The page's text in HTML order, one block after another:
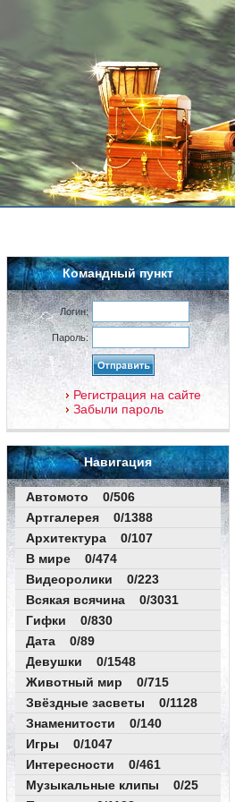
Командный пункт
Логин:
Пароль:
Регистрация на сайте
Забыли пароль
Навигация
Автомото 0/506
Артгалерея 0/1388
Архитектура 0/107
В мире 0/474
Видеоролики 0/223
Всякая всячина 0/3031
Гифки 0/830
Дата 0/89
Девушки 0/1548
Животный мир 0/715
Звёздные засветы 0/1128
Знаменитости 0/140
Игры 0/1047
Интересности 0/461
Музыкальные клипы 0/25